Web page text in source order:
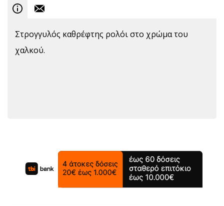
Στρογγυλός καθρέφτης ρολόι στο χρώμα του
χαλκού.